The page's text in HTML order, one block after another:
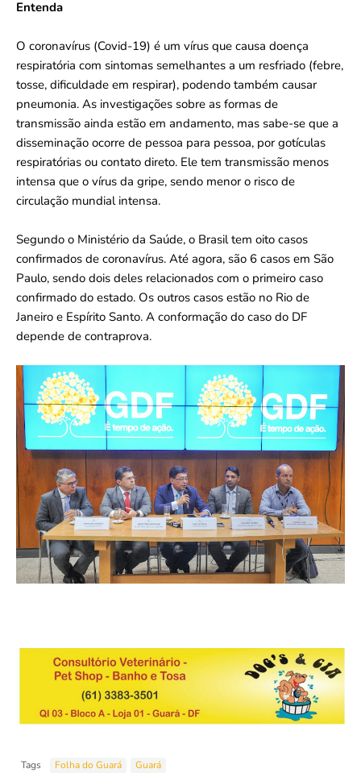
Entenda
O coronavírus (Covid-19) é um vírus que causa doença
respiratória com sintomas semelhantes a um resfriado (febre,
tosse, dificuldade em respirar), podendo também causar
pneumonia. As investigações sobre as formas de
transmissão ainda estão em andamento, mas sabe-se que a
disseminação ocorre de pessoa para pessoa, por gotículas
respiratórias ou contato direto. Ele tem transmissão menos
intensa que o vírus da gripe, sendo menor o risco de
circulação mundial intensa.
Segundo o Ministério da Saúde, o Brasil tem oito casos
confirmados de coronavírus. Até agora, são 6 casos em São
Paulo, sendo dois deles relacionados com o primeiro caso
confirmado do estado. Os outros casos estão no Rio de
Janeiro e Espírito Santo. A conformação do caso do DF
depende de contraprova.
Tags Folha do Guará Guará